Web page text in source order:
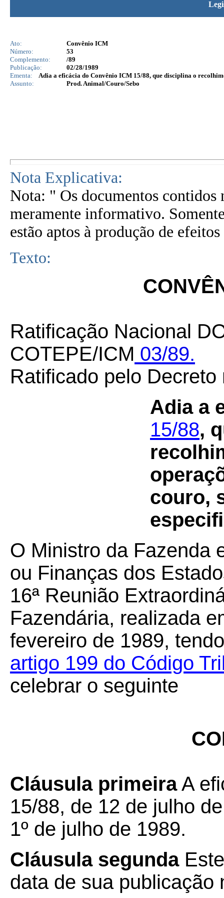
Ato:
Convênio ICM
Número:
53
Complemento:
/89
Publicação:
02/28/1989
Ementa:
Adia a eficácia do Convênio ICM 15/88, que disciplina o
Assunto:
Prod. Animal/Couro/Sebo
Nota Explicativa:
Nota: " Os documentos contidos
meramente informativo.
estão aptos à produção de
Texto:
Ratificação Nacional
COTEPE/ICM 03/89.
Ratificado pelo Decreto
Adia a
15/88,
couro,
O Ministro da Fazenda
ou Finanças dos
16ª Reunião
Fazendária, realizada
fevereiro de 1989,
artigo 199 do Código
celebrar o seguinte
Cláusula primeiraA
15/88, de 12 de julho
1º de julho de 1989.
Cláusula segunda
data de sua publicação